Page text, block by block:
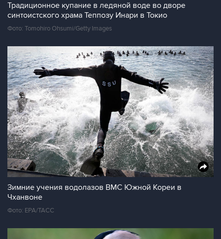
Традиционное купание в ледяной воде во дворе
синтоистского храма Теппозу Инари в Токио
Фото: Tomohiro Ohsumi/Getty Images
Зимние учения водолазов ВМС Южной Кореи в
Чханвоне
Фото: ЕРА/ТАСС